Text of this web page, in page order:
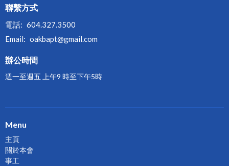
聯繫方式
電話: 604.327.3500
Email: oakbapt@gmail.com
辦公時間
週一至週五 上午9 時至下午5時
Menu
主頁
關於本會
事工